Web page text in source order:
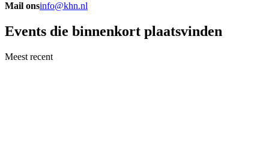
Mail onsinfo@khn.nl
Events die binnenkort plaatsvinden
Meest recent